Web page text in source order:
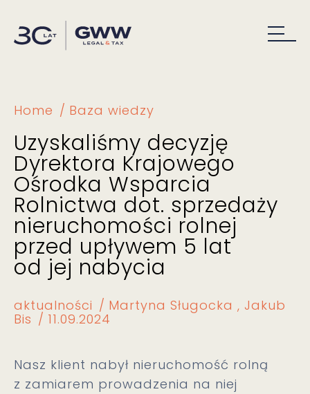
Home Baza wiedzy
Uzyskaliśmy decyzję
Dyrektora Krajowego
Ośrodka Wsparcia
Rolnictwa dot. sprzedaży
nieruchomości rolnej
przed upływem 5 lat
od jej nabycia
aktualności Martyna Sługocka
Jakub
Bis
11.09.2024
Nasz klient nabył nieruchomość rolną
z zamiarem prowadzenia na niej